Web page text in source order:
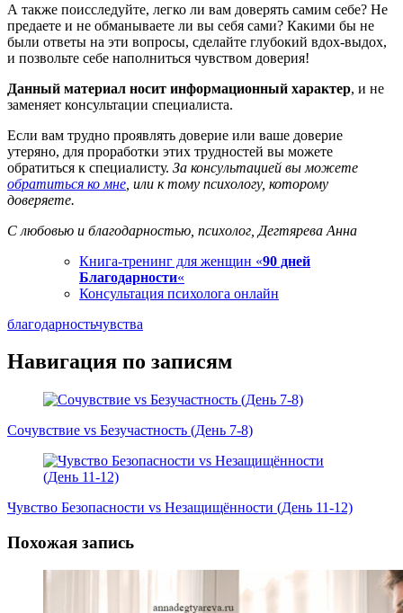
А также поисследуйте, легко ли вам доверять самим себе? Не
предаете и не обманываете ли вы себя сами? Какими бы не
были ответы на эти вопросы, сделайте глубокий вдох-выдох,
и позвольте себе наполниться чувством доверия!
Данный материал носит информационный характер, и не
заменяет консультации специалиста.
Если вам трудно проявлять доверие или ваше доверие
утеряно, для проработки этих трудностей вы можете
обратиться к специалисту. За консультацией вы можете
обратиться ко мне , или к тому психологу, которому
доверяете.
С любовью и благодарностью, психолог, Дегтярева Анна
Книга-тренинг для женщин «90 дней
Благодарности«
Консультация психолога онлайн
благодарностьчувства
Навигация по записям
Сочувствие vs Безучастность (День 7-8)
Чувство Безопасности vs Незащищённости (День 11-12)
Похожая запись